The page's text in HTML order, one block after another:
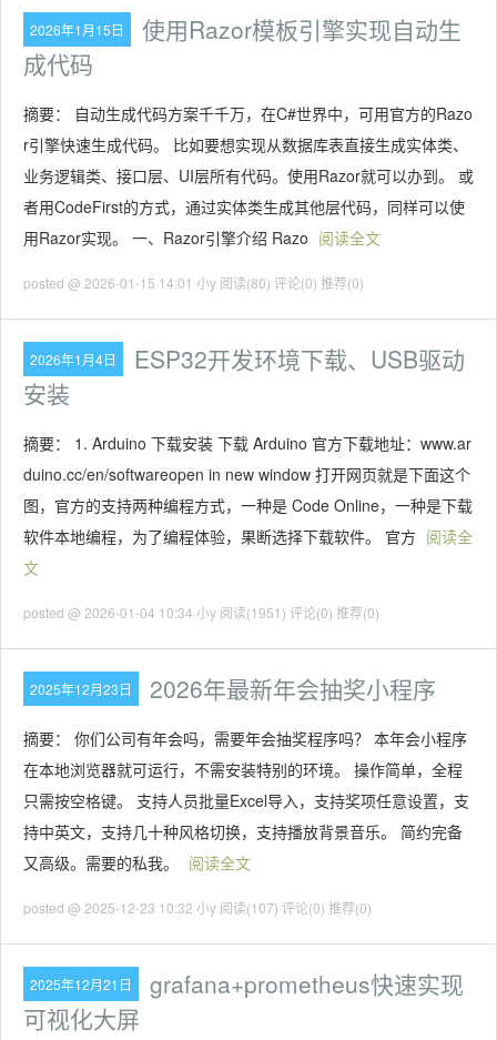
2026年1月15日
使用Razor模板引擎实现自动生
成代码
摘要： 自动生成代码方案千千万，在C#世界中，可用官方的Razo
r引擎快速生成代码。 比如要想实现从数据库表直接生成实体类、
业务逻辑类、接口层、UI层所有代码。使用Razor就可以办到。 或
者用CodeFirst的方式，通过实体类生成其他层代码，同样可以使
用Razor实现。 一、Razor引擎介绍 Razo 阅读全文
posted @ 2026-01-15 14:01 小y 阅读(80) 评论(0) 推荐(0)
2026年1月4日
ESP32开发环境下载、USB驱动
安装
摘要： 1. Arduino 下载安装 下载 Arduino 官方下载地址：www.ar
duino.cc/en/softwareopen in new window 打开网页就是下面这个
图，官方的支持两种编程方式，一种是 Code Online，一种是下载
软件本地编程，为了编程体验，果断选择下载软件。 官方 阅读全
文
posted @ 2026-01-04 10:34 小y 阅读(1951) 评论(0) 推荐(0)
2025年12月23日 2026年最新年会抽奖小程序
摘要： 你们公司有年会吗，需要年会抽奖程序吗？ 本年会小程序
在本地浏览器就可运行，不需安装特别的环境。 操作简单，全程
只需按空格键。 支持人员批量Excel导入，支持奖项任意设置，支
持中英文，支持几十种风格切换，支持播放背景音乐。 简约完备
又高级。需要的私我。
阅读全文
posted @ 2025-12-23 10:32 小y 阅读(107) 评论(0) 推荐(0)
2025年12月21日
grafana+prometheus快速实现
可视化大屏